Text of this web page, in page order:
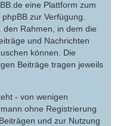
eine Plattform zum
zur Verfügung.
den Rahmen, in dem die
und Nachrichten
können. Die
Beiträge tragen jeweils
- von wenigen
ohne Registrierung
und zur Nutzung